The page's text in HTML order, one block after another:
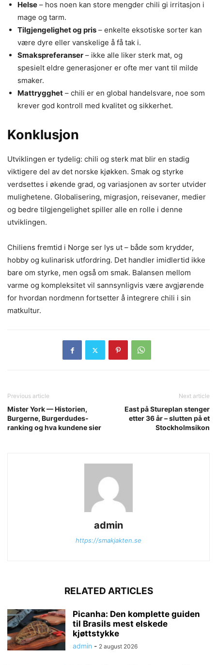
Helse – hos noen kan store mengder chili gi irritasjon i
mage og tarm.
Tilgjengelighet og pris – enkelte eksotiske sorter kan
være dyre eller vanskelige å få tak i.
Smakspreferanser – ikke alle liker sterk mat, og
spesielt eldre generasjoner er ofte mer vant til milde
smaker.
Mattrygghet – chili er en global handelsvare, noe som
krever god kontroll med kvalitet og sikkerhet.
Konklusjon
Utviklingen er tydelig: chili og sterk mat blir en stadig
viktigere del av det norske kjøkken. Smak og styrke
verdsettes i økende grad, og variasjonen av sorter utvider
mulighetene. Globalisering, migrasjon, reisevaner, medier
og bedre tilgjengelighet spiller alle en rolle i denne
utviklingen.
Chiliens fremtid i Norge ser lys ut – både som krydder,
hobby og kulinarisk utfordring. Det handler imidlertid ikke
bare om styrke, men også om smak. Balansen mellom
varme og kompleksitet vil sannsynligvis være avgjørende
for hvordan nordmenn fortsetter å integrere chili i sin
matkultur.
Previous article
Mister York — Historien,
Burgerne, Burgerdudes-
ranking og hva kundene sier
Next article
East på Stureplan stenger
etter 36 år – slutten på et
Stockholmsikon
admin
https://smakjakten.se
RELATED ARTICLES
Picanha: Den komplette guiden
til Brasils mest elskede
kjøttstykke
admin - 2 august 2026